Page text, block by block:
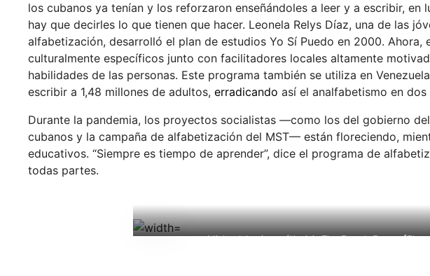
los cubanos ya tenían y los reforzaron enseñándoles a leer y a escribir,
hay que decirles lo que tienen que hacer. Leonela Relys Díaz, una de las
alfabetización, desarrolló el plan de estudios Yo Sí Puedo en 2000.
culturalmente específicos junto con facilitadores locales altamente
habilidades de las personas. Este programa también se utiliza en
escribir a 1,48 millones de adultos,erradicando así el analfabetismo en dos
Durante la pandemia, los proyectos socialistas —como los del gobierno
cubanos y la campaña de alfabetización del MST— están floreciendo,
educativos. “Siempre es tiempo de aprender”, dice el programa de
todas partes.
Michael Armitage (Kenia), The Fourth Estate [El